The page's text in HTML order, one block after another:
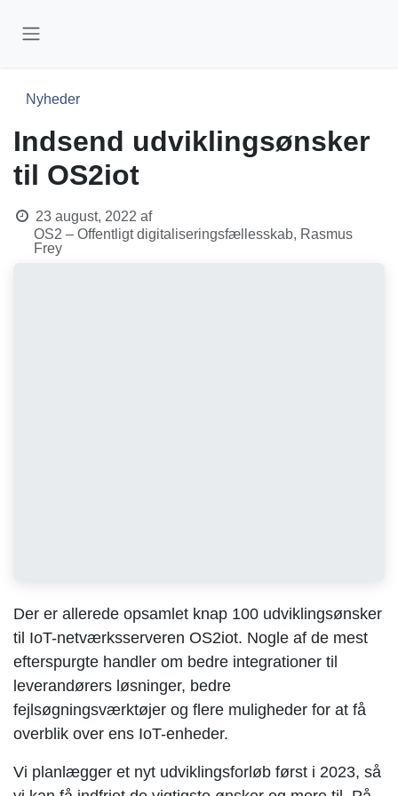
Nyheder
Indsend udviklingsønsker
til OS2iot
23 august, 2022 af
OS2 – Offentligt digitaliseringsfællesskab, Rasmus
Frey
Der er allerede opsamlet knap 100 udviklingsønsker
til IoT-netværksserveren OS2iot. Nogle af de mest
efterspurgte handler om bedre integrationer til
leverandørers løsninger, bedre
fejlsøgningsværktøjer og flere muligheder for at få
overblik over ens IoT-enheder.
Vi planlægger et nyt udviklingsforløb først i 2023, så